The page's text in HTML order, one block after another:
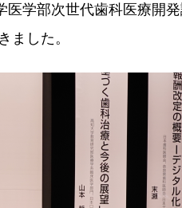
学部次世代歯科医療開
ました。